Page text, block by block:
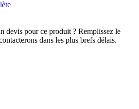
devis pour ce produit ? Remplissez le
dans les plus brefs délais.